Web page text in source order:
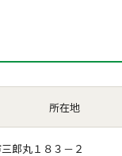
所在地
郎丸１８３－２